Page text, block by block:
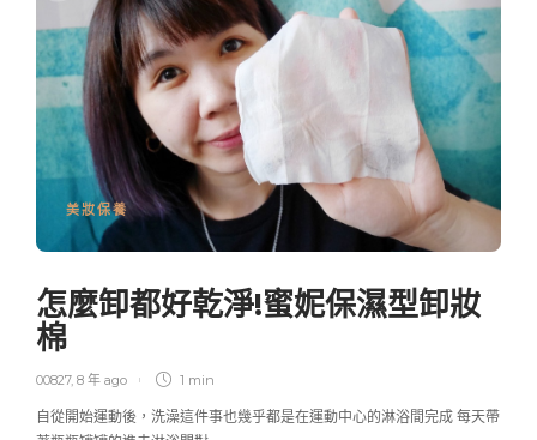
美妝保養
怎麼卸都好乾淨!蜜妮保濕型卸妝
棉
00827, 8 年 ago 1 min
自從開始運動後，洗澡這件事也幾乎都是在運動中心的淋浴間完成 每天帶